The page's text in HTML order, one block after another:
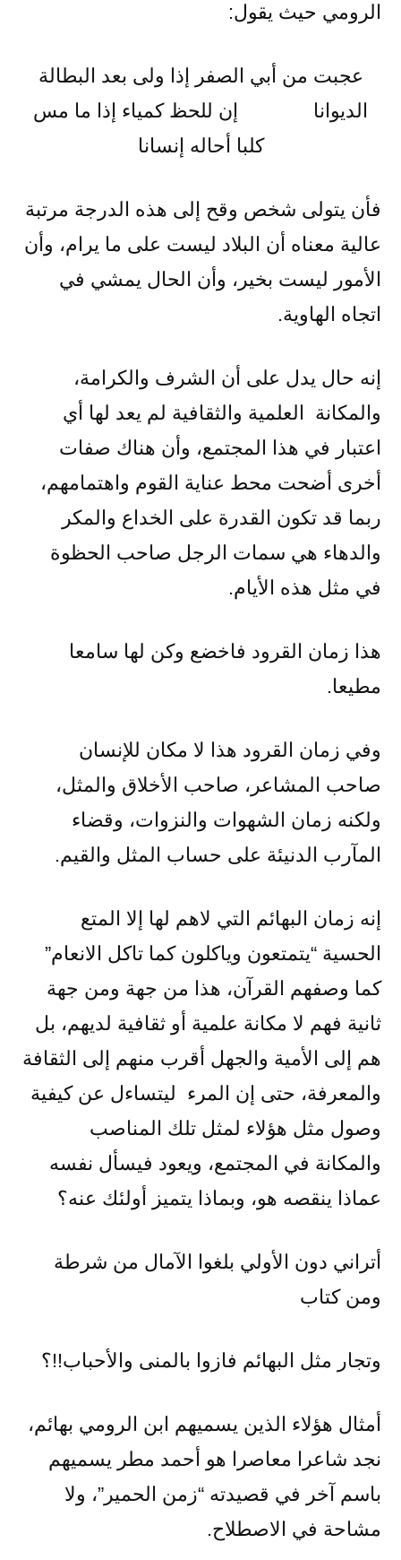
الرومي حيث يقول:
عجبت من أبي الصفر إذا ولى بعد البطالة
الديوانا إن للحظ كمياء إذا ما مس
كلبا أحاله إنسانا
فأن يتولى شخص وقح إلى هذه الدرجة مرتبة
عالية معناه أن البلاد ليست على ما يرام، وأن
الأمور ليست بخير، وأن الحال يمشي في
اتجاه الهاوية.
إنه حال يدل على أن الشرف والكرامة،
والمكانة العلمية والثقافية لم يعد لها أي
اعتبار في هذا المجتمع، وأن هناك صفات
أخرى أضحت محط عناية القوم واهتمامهم،
ربما قد تكون القدرة على الخداع والمكر
والدهاء هي سمات الرجل صاحب الحظوة
في مثل هذه الأيام.
هذا زمان القرود فاخضع وكن لها سامعا
مطيعا.
وفي زمان القرود هذا لا مكان للإنسان
صاحب المشاعر، صاحب الأخلاق والمثل،
ولكنه زمان الشهوات والنزوات، وقضاء
المآرب الدنيئة على حساب المثل والقيم.
إنه زمان البهائم التي لاهم لها إلا المتع
الحسية “يتمتعون وياكلون كما تاكل الانعام”
كما وصفهم القرآن، هذا من جهة ومن جهة
ثانية فهم لا مكانة علمية أو ثقافية لديهم، بل
هم إلى الأمية والجهل أقرب منهم إلى الثقافة
والمعرفة، حتى إن المرء ليتساءل عن كيفية
وصول مثل هؤلاء لمثل تلك المناصب
والمكانة في المجتمع، ويعود فيسأل نفسه
عماذا ينقصه هو، وبماذا يتميز أولئك عنه؟
أتراني دون الأولي بلغوا الآمال من شرطة
ومن كتاب
وتجار مثل البهائم فازوا بالمنى والأحباب!!؟
أمثال هؤلاء الذين يسميهم ابن الرومي بهائم،
نجد شاعرا معاصرا هو أحمد مطر يسميهم
باسم آخر في قصيدته “زمن الحمير”، ولا
مشاحة في الاصطلاح.